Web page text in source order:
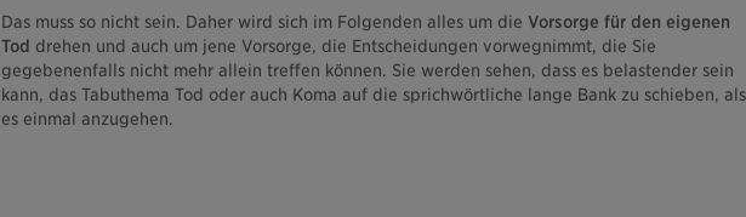
Das muss so nicht sein. Daher wird sich im Folgenden alles um die Vorsorge für den eigenen
Tod drehen und auch um jene Vorsorge, die Entscheidungen vorwegnimmt, die Sie
gegebenenfalls nicht mehr allein treffen können. Sie werden sehen, dass es belastender sein
kann, das Tabuthema Tod oder auch Koma auf die sprichwörtliche lange Bank zu schieben, als
es einmal anzugehen.